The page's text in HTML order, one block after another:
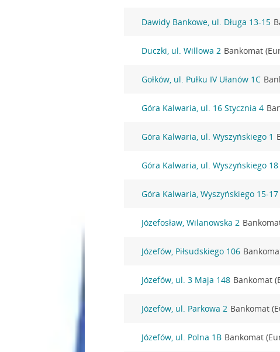
Dawidy Bankowe, ul. Długa 13-15
Duczki, ul. Willowa 2 Bankomat
Gołków, ul. Pułku IV Ułanów 1C
Góra Kalwaria, ul. 16 Stycznia 4
Góra Kalwaria, ul. Wyszyńskiego 1
Góra Kalwaria, ul. Wyszyńskiego 18
Góra Kalwaria, Wyszyńskiego 15-17
Józefosław, Wilanowska 2
Józefów, Piłsudskiego 106
Józefów, ul. 3 Maja 148 Bankomat
Józefów, ul. Parkowa 2 Bankomat
Józefów, ul. Polna 1B Bankomat